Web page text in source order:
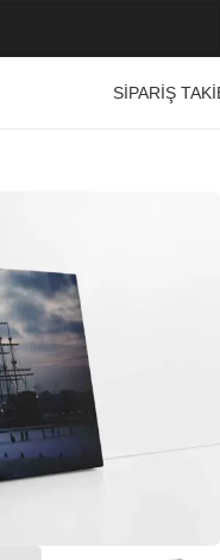
SIPARIŞ